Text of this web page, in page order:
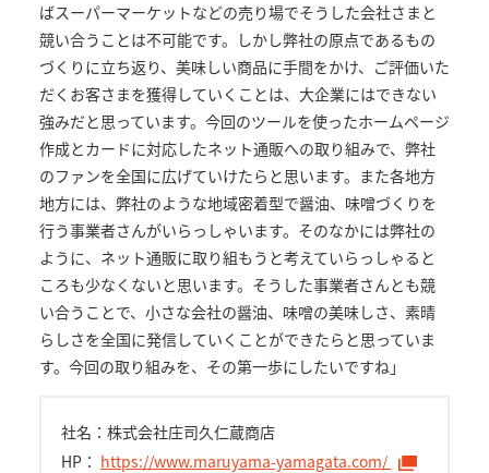
ばスーパーマーケットなどの売り場でそうした会社さまと
競い合うことは不可能です。しかし弊社の原点であるもの
づくりに立ち返り、美味しい商品に手間をかけ、ご評価いた
だくお客さまを獲得していくことは、大企業にはできない
強みだと思っています。今回のツールを使ったホームページ
作成とカードに対応したネット通販への取り組みで、弊社
のファンを全国に広げていけたらと思います。また各地方
地方には、弊社のような地域密着型で醤油、味噌づくりを
行う事業者さんがいらっしゃいます。そのなかには弊社の
ように、ネット通販に取り組もうと考えていらっしゃると
ころも少なくないと思います。そうした事業者さんとも競
い合うことで、小さな会社の醤油、味噌の美味しさ、素晴
らしさを全国に発信していくことができたらと思っていま
す。今回の取り組みを、その第一歩にしたいですね」
社名：株式会社庄司久仁蔵商店
HP： https://www.maruyama-yamagata.com/